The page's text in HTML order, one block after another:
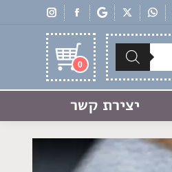
Products
search
0
יצירת קשר